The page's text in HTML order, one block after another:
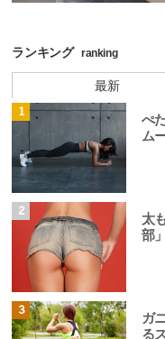
ランキング ranking
最新
1
ぺ
ム
2
太
部
3
ガ
る